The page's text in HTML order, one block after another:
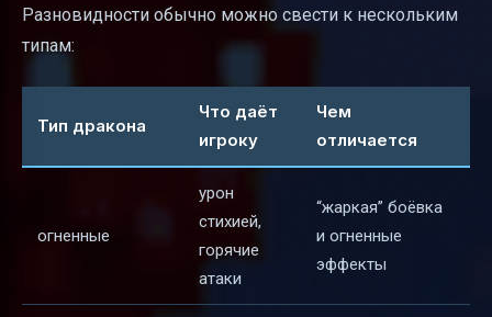
Разновидности обычно можно свести к нескольким
типам:
Тип дракона
Что даёт
игроку
Чем
отличается
огненные
урон
стихией,
горячие
атаки
“жаркая” боёвка
и огненные
эффекты